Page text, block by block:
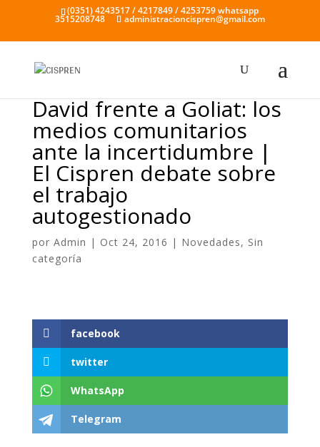
(0351) 4243517 / 4217849 / 4253759 whatsapp
3515208748 administracioncispren@gmail.com
David frente a Goliat: los
medios comunitarios
ante la incertidumbre |
El Cispren debate sobre
el trabajo
autogestionado
por Admin | Oct 24, 2016 | Novedades, Sin
categoría
facebook
twitter
WhatsApp
Telegram